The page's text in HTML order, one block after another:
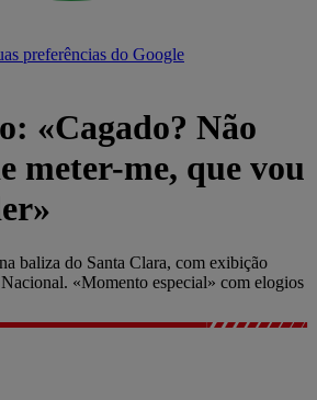
preferências do Google
«Cagado? Não
meter-me, que vou
baliza do Santa Clara, com exibição
«Momento especial» com elogios